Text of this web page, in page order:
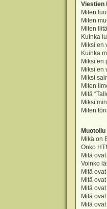
Viestien
Miten
Miten
Miten
Kuinka
Miksi en
Kuinka
Miksi en
Miksi en
Miksi
Miten
Mitä
Miksi
Miten
Mikä on
Onko
Mitä
Voinko
Mitä
Mitä
Mitä
Mitä
Mitä